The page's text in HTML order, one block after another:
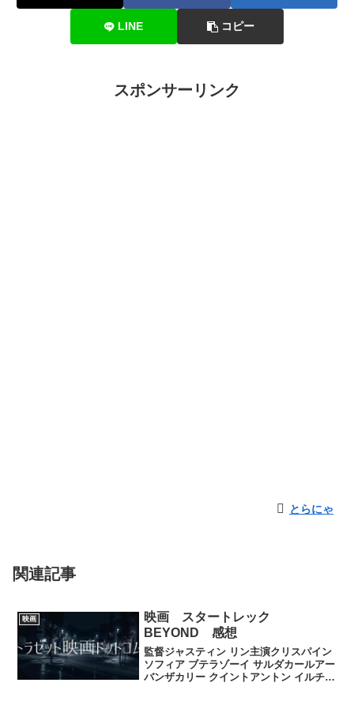
LINE コピー
スポンサーリンク
とらにゃ
関連記事
映画
映画 スタートレック
BEYOND 感想
監督ジャスティン リン主演クリスパイン
ソフィア ブテラゾーイ サルダカールアー
バンザカリー クイントアントン イルチェ